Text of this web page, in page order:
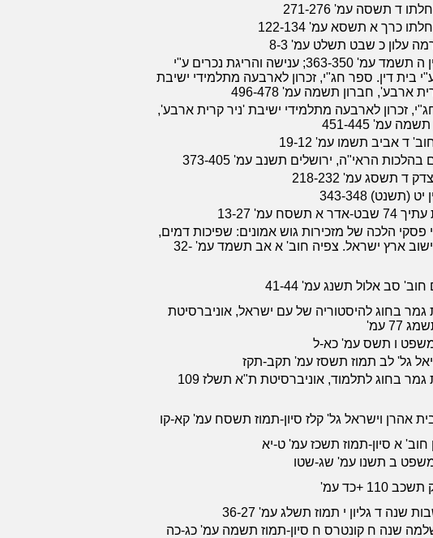
ד תשסה עמ' 271-276
כרך א תשסא עמ' 122-134
עלון כ שבט תשלט עמ' 8-3
תחומין ה תשמד עמ' 363-350; ענישה והריגת נכרים ע"י
בית דין. ספר חג"י, זכרון לארבעה מתלמידי ישיבת
ארבע', חברון תשמה עמ' 496-478
זכרון לארבעה מתלמידי ישיבת 'ניר קרית ארבע',
עמ' 451-445
ד אביב תשמו עמ' 19-12
בהלכות הראי"ה, ירושלים תשנב עמ' 373-405
ד תשסג עמ' 218-232
(תשנט) 343-348
א תשסח עמ' 13-27
פסקי הלכה של מזכירות גוש אמונים: שפיכות דמים,
מצות ישוב ארץ ישראל. צפיה חוב' א אב תשמד עמ' 32-
סב אלול תשנג עמ' 41-44
גמר בחוג להיסטוריה של עם ישראל, אוניברסיטת
77 עמ'
ו תשס עמ' כא-ל
גל' לב תמוז תשסז עמ' תקב-תקז
עבודת גמר בחוג לתלמוד, אוניברסיטת ת"א תשלז 109
אהרן וישראל גל' קלז סיון-תמוז תשסח עמ' קא-קו
חוב' א סיון-תמוז תשכז עמ' ט-יא
ב תשנו עמ' שג-שטו
110 +כד עמ'
שנה ד גליון י תמוז תשלג עמ' 36-27
שנה ח קונטרס ח סיון-תמוז תשמה עמ' כג-כה